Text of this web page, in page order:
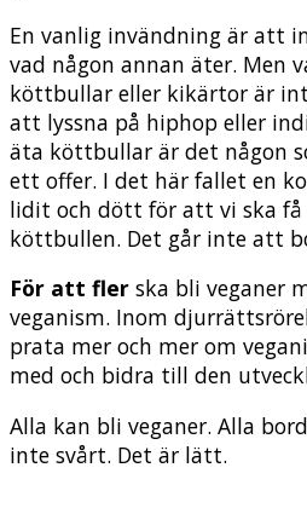
En vanlig invändning är att
vad någon annan äter. Men
köttbullar eller kikärtor är
att lyssna på hiphop eller
äta köttbullar är det någon
ett offer. I det här fallet en
lidit och dött för att vi ska få
köttbullen. Det går inte att
För att fler ska bli veganer
veganism. Inom
prata mer och mer om
med och bidra till den
Alla kan bli veganer. Alla
inte svårt. Det är lätt.